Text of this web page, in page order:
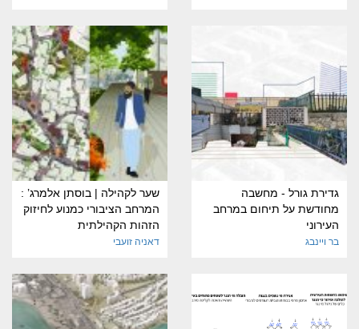
גדירת גורל - מחשבה
מחודשת על תיחום במרחב
העירוני
בר ויינבג
שער לקהילה | בוסתן אלמרג’ :
המרחב הציבורי כמנוע לחיזוק
הזהות הקהילתית
דאניה זועבי